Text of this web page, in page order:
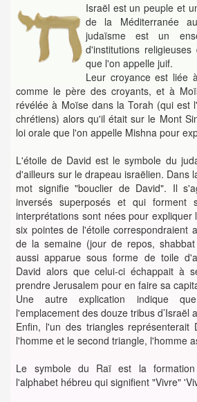
Israël est un peuple et
de la Méditerranée
judaïsme est un
d'institutions
que l'on appelle juif.
Leur croyance est liée
comme le père des croyants, et à
révélée à Moïse dans la Torah (qui est
chrétiens) alors qu'il était sur le Mont
loi orale que l'on appelle Mishna pour
L'étoile de David est le symbole du
d'ailleurs sur le drapeau israëlien. Dans
mot signifie "bouclier de David". Il
inversés superposés et qui forment
interprétations sont nées pour expliquer
six pointes de l'étoile correspondraient
de la semaine (jour de repos,
aussi apparue sous forme de toile
David alors que celui-ci échappait à
prendre Jerusalem pour en faire sa
Une autre explication indique
l'emplacement des douze tribus d’Israël
Enfin, l'un des triangles représenterait
l'homme et le second triangle, l'homme
Le symbole du Raï est la
l'alphabet hébreu qui signifient "Vivre"